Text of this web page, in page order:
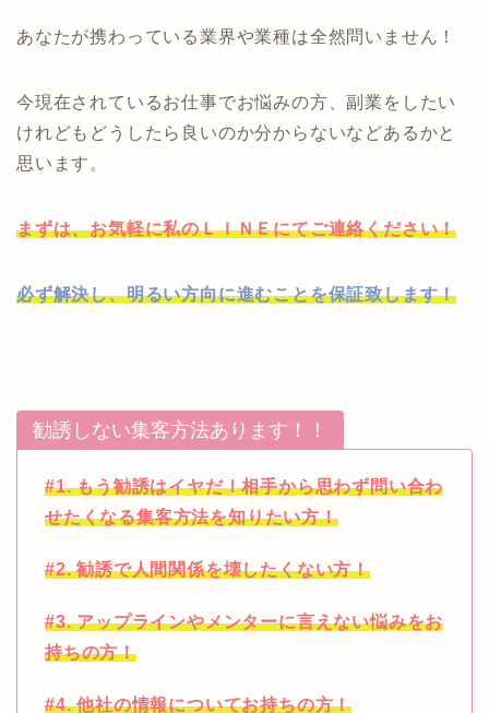
あなたが携わっている業界や業種は全然問いません！
今現在されているお仕事でお悩みの方、副業をしたい
けれどもどうしたら良いのか分からないなどあるかと
思います。
まずは、お気軽に私のＬＩＮＥにてご連絡ください！
必ず解決し、明るい方向に進むことを保証致します！
勧誘しない集客方法あります！！
#1. もう勧誘はイヤだ！相手から思わず問い合わ
せたくなる集客方法を知りたい方！
#2. 勧誘で人間関係を壊したくない方！
#3. アップラインやメンターに言えない悩みをお
持ちの方！
#4. 他社の情報についてお持ちの方！